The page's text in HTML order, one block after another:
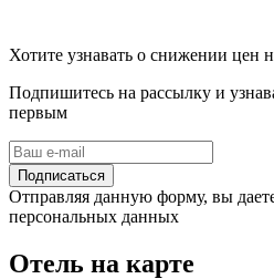
Хотите узнавать о снижении цен
Подпишитесь на рассылку и
первым
Подписаться
Отправляя данную форму, вы
персональных данных
Отель на карте